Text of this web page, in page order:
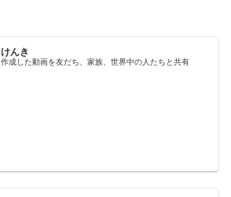
けんき
作成した動画を友だち、家族、世界中の人たちと共有